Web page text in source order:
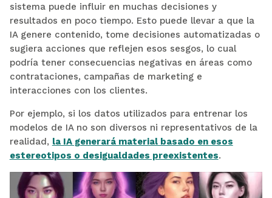
sistema puede influir en muchas decisiones y
resultados en poco tiempo. Esto puede llevar a que la
IA genere contenido, tome decisiones automatizadas o
sugiera acciones que reflejen esos sesgos, lo cual
podría tener consecuencias negativas en áreas como
contrataciones, campañas de marketing e
interacciones con los clientes.
Por ejemplo, si los datos utilizados para entrenar los
modelos de IA no son diversos ni representativos de la
realidad, la IA generará material basado en esos
estereotipos o desigualdades preexistentes.